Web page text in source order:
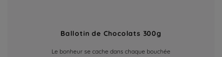
Ballotin de Chocolats 300g
Le bonheur se cache dans chaque bouchée